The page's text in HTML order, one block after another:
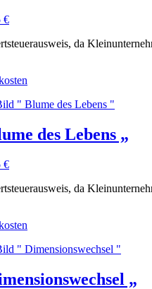
€Aktueller
ist:
da
des Lebens „
€Aktueller
ist:
da
„